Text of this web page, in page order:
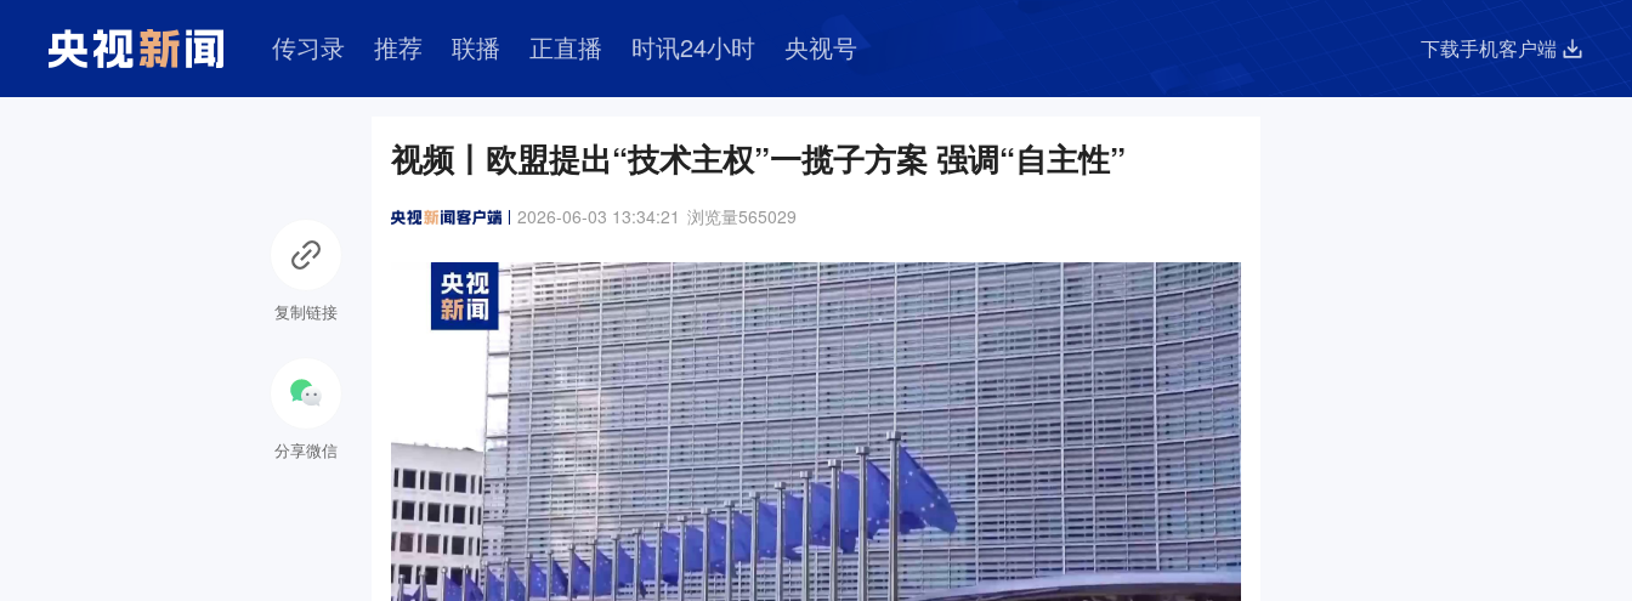
传习录 推荐 联播 正直播 时讯24小时 央视号 下载手机客户端
视频丨欧盟提出“技术主权”一揽子方案 强调“自主性”
2026-06-03 13:34:21 浏览量565029
复制链接
分享微信